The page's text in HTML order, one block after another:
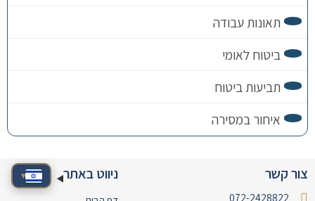
תאונות עבודה
ביטוח לאומי
תביעות ביטוח
איחור במסירה
צור קשר
072-2428822
ניווט באתר ▾